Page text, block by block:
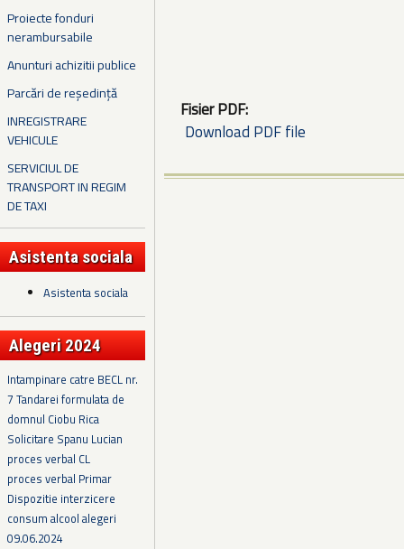
Proiecte fonduri
nerambursabile
Anunturi achizitii publice
Parcări de reședință
INREGISTRARE
VEHICULE
SERVICIUL DE
TRANSPORT IN REGIM
DE TAXI
Asistenta sociala
Asistenta sociala
Alegeri 2024
Intampinare catre BECL nr.
7 Tandarei formulata de
domnul Ciobu Rica
Solicitare Spanu Lucian
proces verbal CL
proces verbal Primar
Dispozitie interzicere
consum alcool alegeri
09.06.2024
Fisier PDF:
Download PDF file